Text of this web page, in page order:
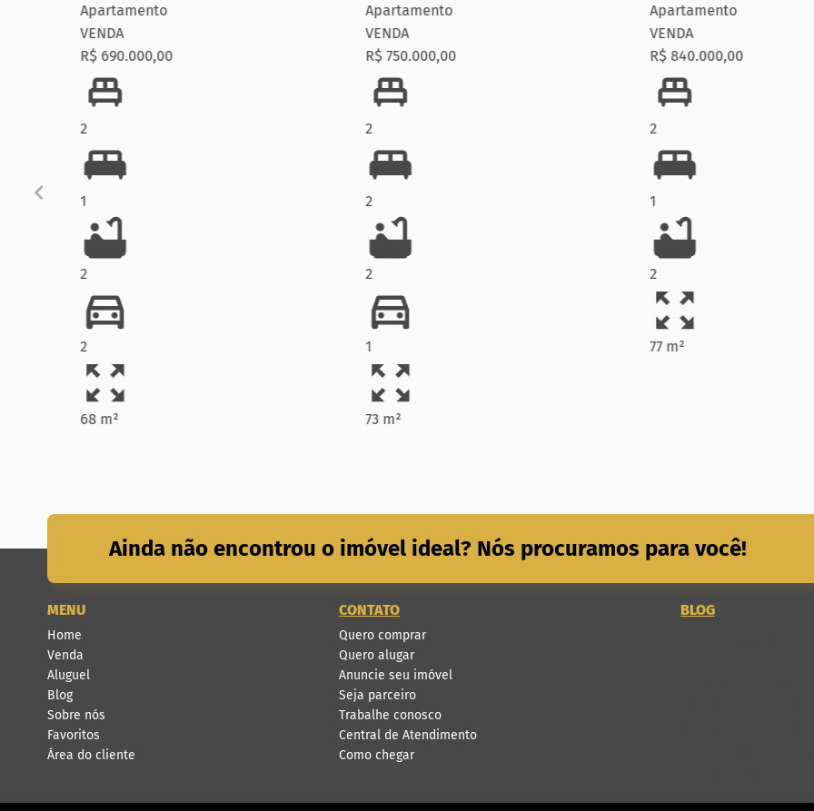
Apartamento
VENDA
R$ 690.000,00
68 m²
Apartamento
VENDA
R$ 750.000,00
73 m²
Apartamento
VENDA
R$ 840.000,00
77 m²
Ainda não encontrou o imóvel ideal? Nós procuramos para você!
MENU
Home
Venda
Aluguel
Blog
Sobre nós
Favoritos
Área do cliente
CONTATO
Quero comprar
Quero alugar
Anuncie seu imóvel
Seja parceiro
Trabalhe conosco
Central de Atendimento
Como chegar
BLOG